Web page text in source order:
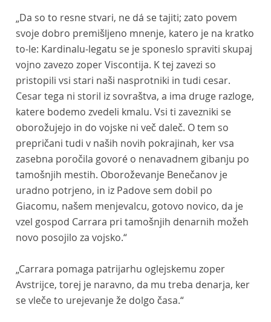
„Da so to resne stvari, ne dá se tajiti; zato povem
svoje dobro premišljeno mnenje, katero je na kratko
to-le: Kardinalu-legatu se je sponeslo spraviti skupaj
vojno zavezo zoper Viscontija. K tej zavezi so
pristopili vsi stari naši nasprotniki in tudi cesar.
Cesar tega ni storil iz sovraštva, a ima druge razloge,
katere bodemo zvedeli kmalu. Vsi ti zavezniki se
oborožujejo in do vojske ni več daleč. O tem so
prepričani tudi v naših novih pokrajinah, ker vsa
zasebna poročila govoré o nenavadnem gibanju po
tamošnjih mestih. Oboroževanje Benečanov je
uradno potrjeno, in iz Padove sem dobil po
Giacomu, našem menjevalcu, gotovo novico, da je
vzel gospod Carrara pri tamošnjih denarnih možeh
novo posojilo za vojsko.“
„Carrara pomaga patrijarhu oglejskemu zoper
Avstrijce, torej je naravno, da mu treba denarja, ker
se vleče to urejevanje že dolgo časa.“